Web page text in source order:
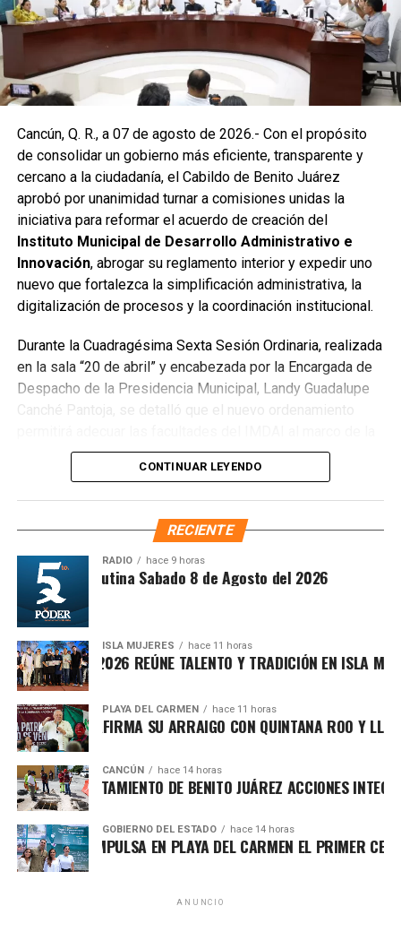
Vactor, se liberó el captador para prevenir
encharcamientos y mejorar el flujo hidráulico, lo que fue
reconocido por la comunidad como una respuesta
oportuna del gobierno municipal.
se reconstruyó la losa de bóveda y se instaló una nueva
rejilla en un pozo dañado por el tránsito de vehículos
pesados. De manera simultánea, se recuperó un espacio
público utilizado como basurero clandestino, del cual se
han retirado aproximadamente 150 toneladas de
escombros, cacharros y desechos vegetales. Se estima
que el saneamiento concluirá en dos días.
Finalmente, las Unidades Verdes de SIRESOL Cancún
convertirse en punto de disposición ilegal de basura. El
Ayuntamiento exhortó a la ciudadanía a reportar estas
prácticas y sumarse al esfuerzo colectivo para mantener
un Cancún limpio y con prosperidad compartida.
Fuente: 5to Poder Agencia de Noticias
Recibe las noticias al instante
Quinto Podery recibe las noticias más
importantes de Quintana Roo directamente
Cancún, Q. R., a 07 de agosto de 2026.- Con el propósito
de consolidar un gobierno más eficiente, transparente y
cercano a la ciudadanía, el Cabildo de Benito Juárez
aprobó por unanimidad turnar a comisiones unidas la
iniciativa para reformar el acuerdo de creación del
Instituto Municipal de Desarrollo Administrativo e
Innovación, abrogar su reglamento interior y expedir uno
nuevo que fortalezca la simplificación administrativa, la
digitalización de procesos y la coordinación institucional.
Durante la Cuadragésima Sexta Sesión Ordinaria, realizada
en la sala “20 de abril” y encabezada por la Encargada de
Despacho de la Presidencia Municipal, Landy Guadalupe
Canché Pantoja, se detalló que el nuevo ordenamiento
Ley Nacional para Eliminar Trámites Burocráticos
mediante la instauración de la Autoridad Municipal de
Simplificación y Digitalización. Con ello, se busca agilizar
trámites, reducir cargas administrativas y mejorar la
Asimismo, el cuerpo cabildar avaló por mayoría turnar a
comisiones la expedición delReglamento para la
Atención Integral de Inmuebles en Estado de
CONTINUAR LEYENDO
RECIENTE
RADIO hace 9 horas
Síntesis Matutina Sabado 8 de Agosto del 2026
ISLA MUJERES hace 11 horas
ISLEÑO 2026 REÚNE TALENTO Y TRADICIÓN EN ISLA
PLAYA DEL CARMEN hace 11 horas
MARÍN REAFIRMA SU ARRAIGO CON QUINTANA ROO Y LLAMA
CANCÚN hace 14 horas
AYUNTAMIENTO DE BENITO JUÁREZ ACCIONES
GOBIERNO DEL ESTADO hace 14 horas
LEZAMA IMPULSA EN PLAYA DEL CARMEN EL PRIMER
ANUNCIO